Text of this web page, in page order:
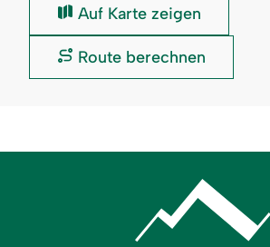
Alpe
Auf Karte zeigen
Alpe
Route berechnen